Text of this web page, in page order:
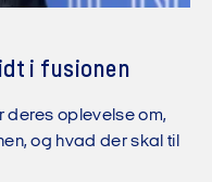
i fusionen
deres oplevelse om,
og hvad der skal til